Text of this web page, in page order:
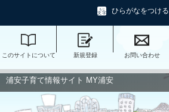
ひらがなをつける
このサイトについて 新規登録 お問い合わせ
浦安子育て情報サイト MY浦安